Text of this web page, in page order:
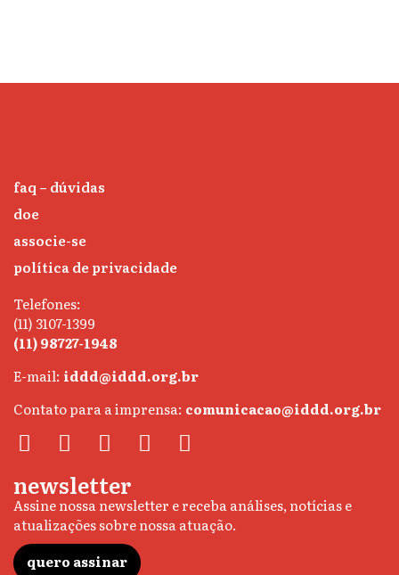
faq – dúvidas
doe
associe-se
política de privacidade
Telefones:
(11) 3107-1399
(11) 98727-1948
E-mail: iddd@iddd.org.br
Contato para a imprensa: comunicacao@iddd.org.br
newsletter
Assine nossa newsletter e receba análises, notícias e
atualizações sobre nossa atuação.
quero assinar